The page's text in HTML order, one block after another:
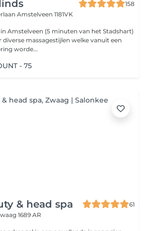
158
Amstelveen 1181VK
in Amstelveen (5 minuten van het Stadshart)
massagestijlen welke vanuit een
worde...
- 75
& head spa
61
1689 AR